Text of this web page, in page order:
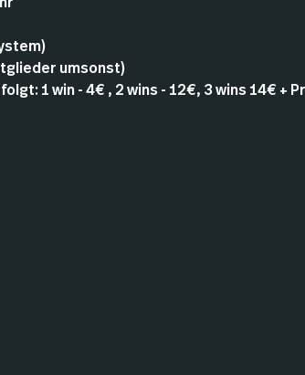
umsonst)
1 win - 4€ , 2 wins - 12€, 3 wins 14€ +